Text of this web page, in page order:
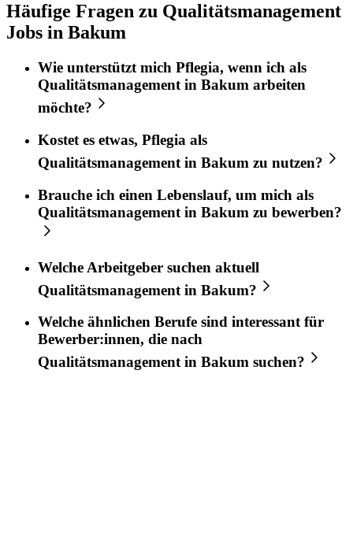
Häufige Fragen zu Qualitätsmanagement
Jobs in Bakum
Wie unterstützt mich Pflegia, wenn ich als
Qualitätsmanagementin Bakum arbeiten
möchte?
Kostet es etwas, Pflegia als
Qualitätsmanagement in Bakum zu nutzen?
Brauche ich einen Lebenslauf, um mich als
Qualitätsmanagement in Bakum zu bewerben?
Welche Arbeitgeber suchen aktuell
Qualitätsmanagement in Bakum?
Welche ähnlichen Berufe sind interessant für
Bewerber:innen, die nach
Qualitätsmanagementin Bakum suchen?